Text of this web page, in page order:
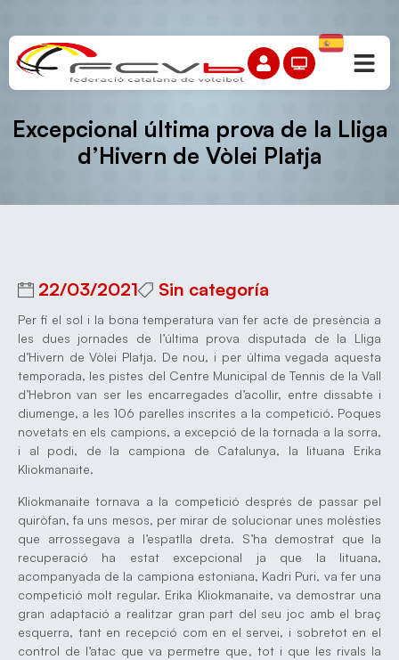
Excepcional última prova de la Lliga
d’Hivern de Vòlei Platja
22/03/2021 Sin categoría
Per fi el sol i la bona temperatura van fer acte de presència a
les dues jornades de l’última prova disputada de la Lliga
d’Hivern de Vòlei Platja. De nou, i per última vegada aquesta
temporada, les pistes del Centre Municipal de Tennis de la Vall
d’Hebron van ser les encarregades d’acollir, entre dissabte i
diumenge, a les 106 parelles inscrites a la competició. Poques
novetats en els campions, a excepció de la tornada a la sorra,
i al podi, de la campiona de Catalunya, la lituana Erika
Kliokmanaite.
Kliokmanaite tornava a la competició després de passar pel
quiròfan, fa uns mesos, per mirar de solucionar unes molèsties
que arrossegava a l’espatlla dreta. S’ha demostrat que la
recuperació ha estat excepcional ja que la lituana,
acompanyada de la campiona estoniana, Kadri Puri, va fer una
competició molt regular. Erika Kliokmanaite, va demostrar una
gran adaptació a realitzar gran part del seu joc amb el braç
esquerra, tant en recepció com en el servei, i sobretot en el
control de l’atac que va permetre que, tot i que les rivals la